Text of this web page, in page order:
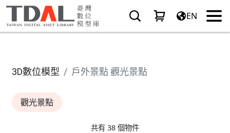
EN
3D數位模型 戶外景點 觀光景點
觀光景點
共有 38 個物件